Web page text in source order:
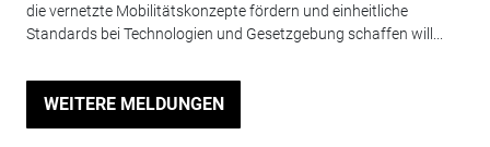
die vernetzte Mobilitätskonzepte fördern und einheitliche
Standards bei Technologien und Gesetzgebung schaffen will...
WEITERE MELDUNGEN